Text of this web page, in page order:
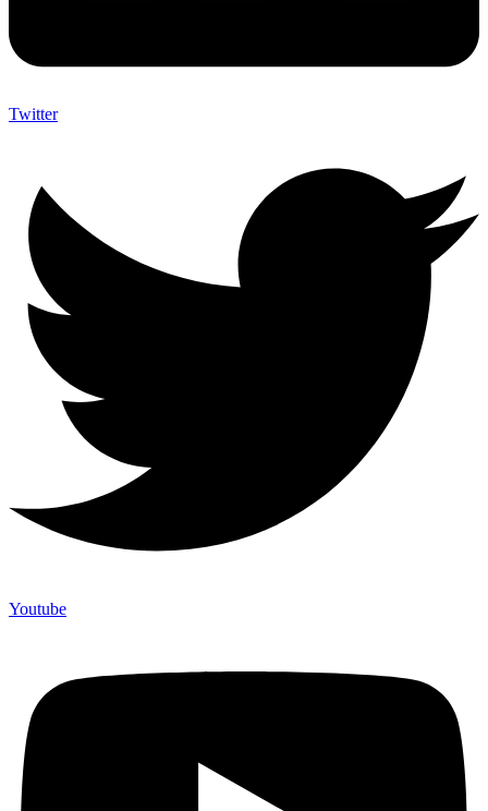
Twitter
Youtube